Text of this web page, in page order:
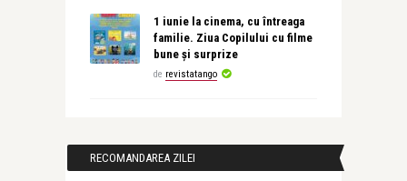
1 iunie la cinema, cu întreaga
familie. Ziua Copilului cu filme
bune și surprize
de revistatango
RECOMANDAREA ZILEI